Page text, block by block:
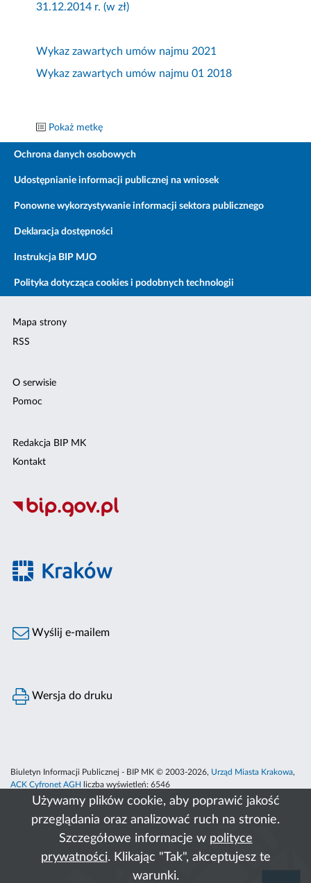
Używamy plików cookie, aby poprawić jakość
przeglądania oraz analizować ruch na stronie.
Szczegółowe informacje w polityce
prywatności. Klikając "Tak", akceptujesz te
warunki.
31.12.2014 r. (w zł)
Wykaz zawartych umów najmu 2021
Wykaz zawartych umów najmu 01 2018
Pokaż metkę
Ochrona danych osobowych
Udostępnianie informacji publicznej na wniosek
Ponowne wykorzystywanie informacji sektora publicznego
Deklaracja dostępności
Instrukcja BIP MJO
Polityka dotycząca cookies i podobnych technologii
Mapa strony
RSS
O serwisie
Pomoc
Redakcja BIP MK
Kontakt
Wyślij e-mailem
Wersja do druku
Biuletyn Informacji Publicznej - BIP MK © 2003-2026, Urząd Miasta Krakowa,
ACK Cyfronet AGH
liczba wyświetleń: 6546